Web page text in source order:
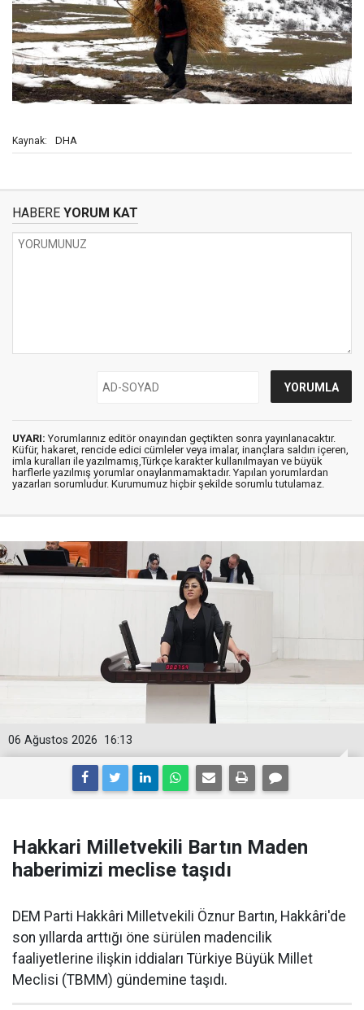
Kaynak: DHA
HABERE YORUM KAT
UYARI: Yorumlarınız editör onayından geçtikten sonra yayınlanacaktır.
Küfür, hakaret, rencide edici cümleler veya imalar, inançlara saldırı içeren,
imla kuralları ile yazılmamış,Türkçe karakter kullanılmayan ve büyük
harflerle yazılmış yorumlar onaylanmamaktadır. Yapılan yorumlardan
yazarları sorumludur. Kurumumuz hiçbir şekilde sorumlu tutulamaz.
16:13
06 Ağustos 2026
Hakkari Milletvekili Bartın Maden
haberimizi meclise taşıdı
DEM Parti Hakkâri Milletvekili Öznur Bartın, Hakkâri'de
son yıllarda arttığı öne sürülen madencilik
faaliyetlerine ilişkin iddiaları Türkiye Büyük Millet
Meclisi (TBMM) gündemine taşıdı.